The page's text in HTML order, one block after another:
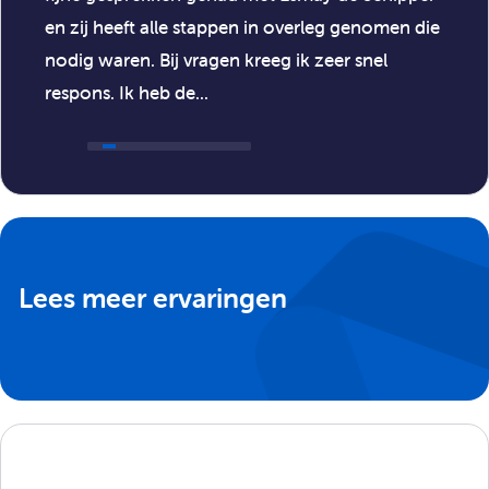
Toffe personeelsuitjes!
en zij heeft alle stappen in overleg genomen die
nodig waren. Bij vragen kreeg ik zeer snel
respons. Ik heb de...
Lees meer ervaringen